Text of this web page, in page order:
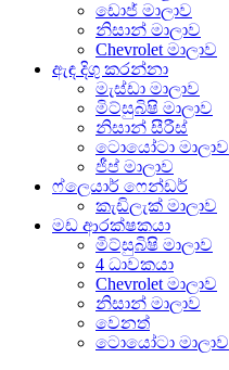
ඩොජ් මාලාව
නිසාන් මාලාව
Chevrolet මාලාව
ඇඳ දිගු කරන්නා
මැස්ඩා මාලාව
මිට්සුබිෂි මාලාව
නිසාන් සීරීස්
ටොයෝටා මාලාව
ජීප් මාලාව
ෆ්ලෙයාර් ෆෙන්ඩර්
කැඩිලැක් මාලාව
මඩ ආරක්ෂකයා
මිට්සුබිෂි මාලාව
4 ධාවකයා
Chevrolet මාලාව
නිසාන් මාලාව
වෙනත්
ටොයෝටා මාලාව